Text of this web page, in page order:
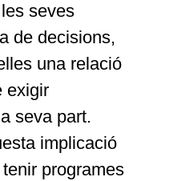
seves
de decisions,
una relació
exigir
seva part.
implicació
programes